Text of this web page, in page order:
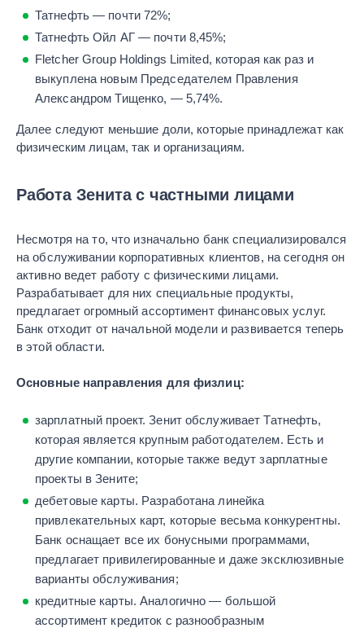
Татнефть — почти 72%;
Татнефть Ойл АГ — почти 8,45%;
Fletcher Group Holdings Limited, которая как раз и
выкуплена новым Председателем Правления
Александром Тищенко, — 5,74%.
Далее следуют меньшие доли, которые принадлежат как
физическим лицам, так и организациям.
Работа Зенита с частными лицами
Несмотря на то, что изначально банк специализировался
на обслуживании корпоративных клиентов, на сегодня он
активно ведет работу с физическими лицами.
Разрабатывает для них специальные продукты,
предлагает огромный ассортимент финансовых услуг.
Банк отходит от начальной модели и развивается теперь
в этой области.
Основные направления для физлиц:
зарплатный проект. Зенит обслуживает Татнефть,
которая является крупным работодателем. Есть и
другие компании, которые также ведут зарплатные
проекты в Зените;
дебетовые карты. Разработана линейка
привлекательных карт, которые весьма конкурентны.
Банк оснащает все их бонусными программами,
предлагает привилегированные и даже эксклюзивные
варианты обслуживания;
кредитные карты. Аналогично — большой
ассортимент кредиток с разнообразным